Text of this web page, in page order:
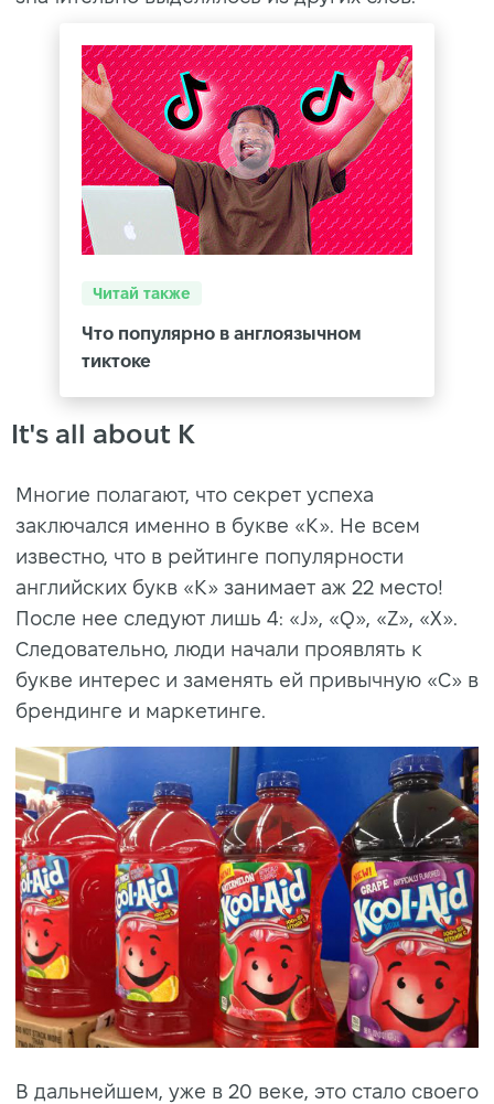
Читай также
Что популярно в англоязычном
тиктоке
It's all about K
Многие полагают, что секрет успеха
заключался именно в букве «K». Не всем
известно, что в рейтинге популярности
английских букв «К» занимает аж 22 место!
После нее следуют лишь 4: «J», «Q», «Z», «X».
Следовательно, люди начали проявлять к
букве интерес и заменять ей привычную «С» в
брендинге и маркетинге.
В дальнейшем, уже в 20 веке, это стало своего